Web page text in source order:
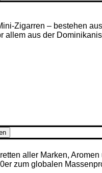
Zigarren – bestehen
allem aus der
aller Marken,
zum globalen